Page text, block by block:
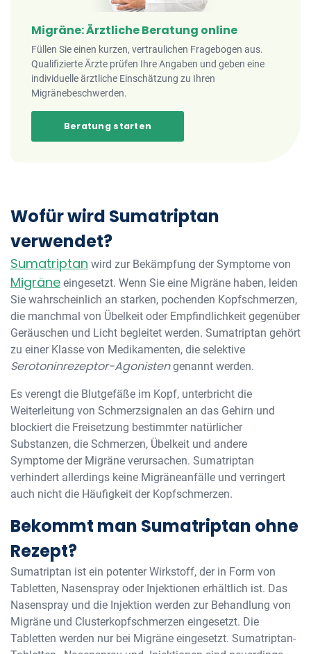
Migräne: Ärztliche Beratung online
Füllen Sie einen kurzen, vertraulichen Fragebogen aus.
Qualifizierte Ärzte prüfen Ihre Angaben und geben eine
individuelle ärztliche Einschätzung zu Ihren
Migränebeschwerden.
Beratung starten
Wofür wird Sumatriptan
verwendet?
Sumatriptan wird zur Bekämpfung der Symptome von
Migräne eingesetzt. Wenn Sie eine Migräne haben, leiden
Sie wahrscheinlich an starken, pochenden Kopfschmerzen,
die manchmal von Übelkeit oder Empfindlichkeit gegenüber
Geräuschen und Licht begleitet werden. Sumatriptan gehört
zu einer Klasse von Medikamenten, die selektive
Serotoninrezeptor-Agonistengenannt werden.
Es verengt die Blutgefäße im Kopf, unterbricht die
Weiterleitung von Schmerzsignalen an das Gehirn und
blockiert die Freisetzung bestimmter natürlicher
Substanzen, die Schmerzen, Übelkeit und andere
Symptome der Migräne verursachen. Sumatriptan
verhindert allerdings keine Migräneanfälle und verringert
auch nicht die Häufigkeit der Kopfschmerzen.
Bekommt man Sumatriptan ohne
Rezept?
Sumatriptan ist ein potenter Wirkstoff, der in Form von
Tabletten, Nasenspray oder Injektionen erhältlich ist. Das
Nasenspray und die Injektion werden zur Behandlung von
Migräne und Clusterkopfschmerzen eingesetzt. Die
Tabletten werden nur bei Migräne eingesetzt. Sumatriptan-